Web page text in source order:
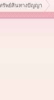
รัพย์สินทางปัญญา